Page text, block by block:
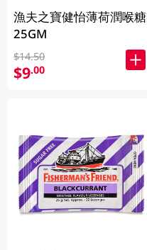
漁夫之寶健怡薄荷潤喉糖
25GM
$14.50
$9.00